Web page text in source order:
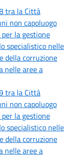
tra la Città
non capoluogo
la gestione
specialistico nelle
della corruzione
nelle aree a
tra la Città
non capoluogo
la gestione
specialistico nelle
della corruzione
nelle aree a